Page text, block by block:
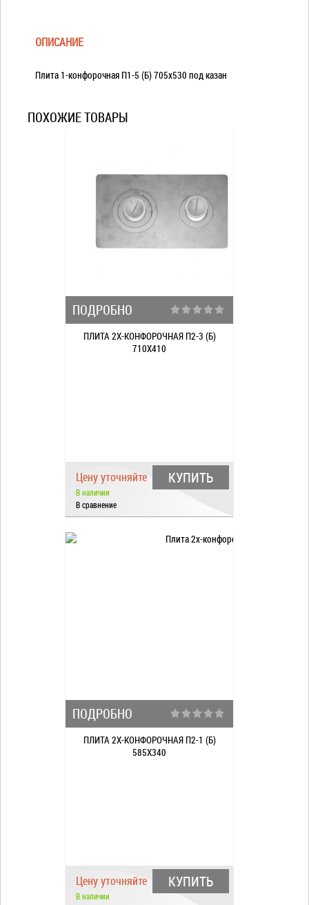
ОПИСАНИЕ
Плита 1-конфорочная П1-5 (Б) 705х530 под казан
ПОХОЖИЕ ТОВАРЫ
ПОДРОБНО
ПЛИТА 2Х-КОНФОРОЧНАЯ П2-3 (Б)
710Х410
Цену уточняйте
В наличии
КУПИТЬ
В сравнение
ПОДРОБНО
ПЛИТА 2Х-КОНФОРОЧНАЯ П2-1 (Б)
585Х340
Цену уточняйте
В наличии
КУПИТЬ